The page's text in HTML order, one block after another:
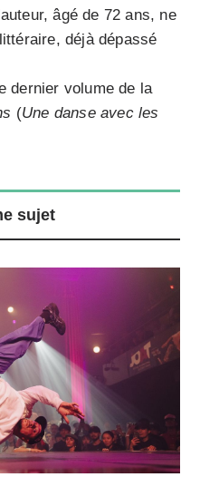
âgé de 72 ans, ne
déjà dépassé
dernier volume de la
(Une danse avec les
sujet